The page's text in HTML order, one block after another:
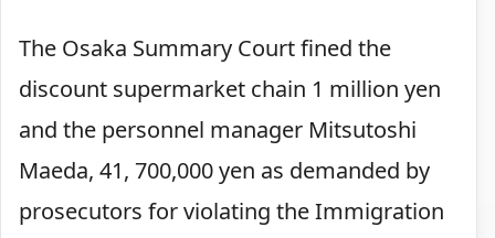
The Osaka Summary Court fined the
discount supermarket chain 1 million yen
and the personnel manager Mitsutoshi
Maeda, 41, 700,000 yen as demanded by
prosecutors for violating the Immigration